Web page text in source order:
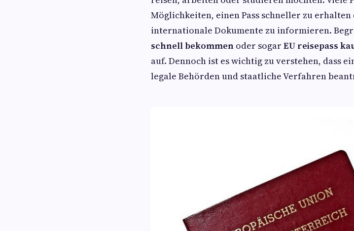
Möglichkeiten, einen Pass schneller zu
internationale Dokumente zu informieren.
schnell bekommen oder sogar EU reisepass
auf. Dennoch ist es wichtig zu verstehen, dass
legale Behörden und staatliche Verfahren